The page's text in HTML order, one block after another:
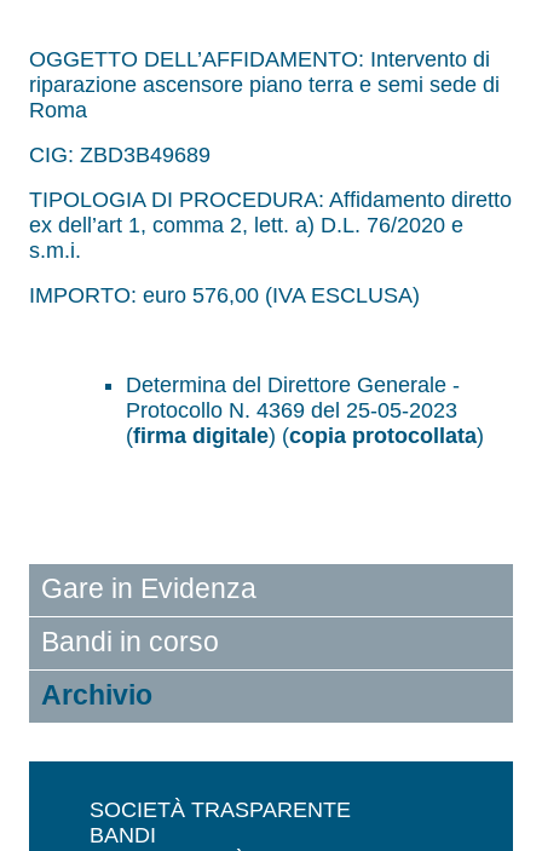
OGGETTO DELL’AFFIDAMENTO: Intervento di
riparazione ascensore piano terra e semi sede di
Roma
CIG: ZBD3B49689
TIPOLOGIA DI PROCEDURA: Affidamento diretto
ex dell’art 1, comma 2, lett. a) D.L. 76/2020 e
s.m.i.
IMPORTO: euro 576,00 (IVA ESCLUSA)
Determina del Direttore Generale -
Protocollo N. 4369 del 25-05-2023
(firma digitale) (copia protocollata)
Gare in Evidenza
Bandi in corso
Archivio
SOCIETÀ TRASPARENTE
BANDI